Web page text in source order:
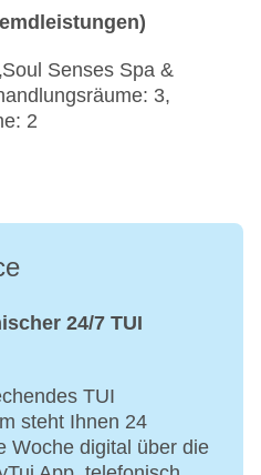
Senses Spa &
3,
2
24/7 TUI
TUI
steht Ihnen 24
Woche digital über die